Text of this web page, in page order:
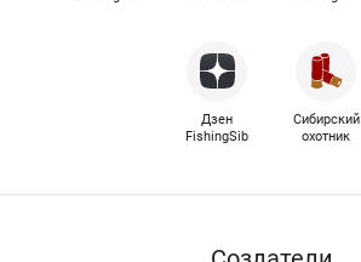
Дзен
FishingSib
Сибирский
охотник